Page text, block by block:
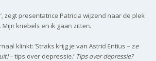
zegt presentatrice Patricia wijzend naar de plek
kriebels en ik gaan zitten.
klinkt: ‘Straks krijg je van Astrid Entius – ze
–tips over depressie.’ Tips over depressie?